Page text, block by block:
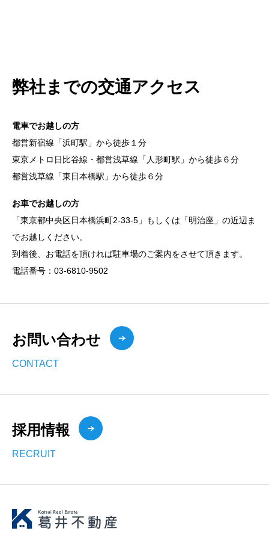
弊社までの交通アクセス
電車でお越しの方
都営新宿線「浜町駅」から徒歩１分
東京メトロ日比谷線・都営浅草線「人形町駅」から徒歩６分
都営浅草線「東日本橋駅」から徒歩６分
お車でお越しの方
「東京都中央区日本橋浜町2-33-5」もしくは「明治座」の近辺ま
でお越しください。
到着後、お電話を頂ければ駐車場のご案内をさせて頂きます。
電話番号：03-6810-9502
お問い合わせ
CONTACT
採用情報
RECRUIT